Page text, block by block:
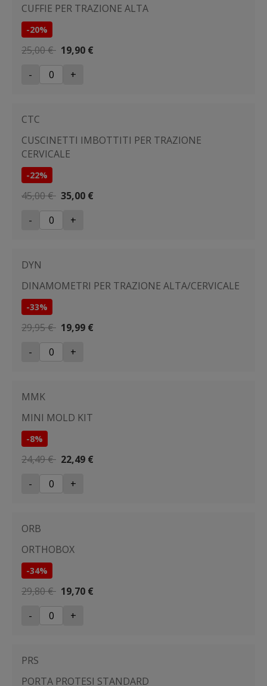
CUFFIE PER TRAZIONE ALTA
-20%
25,00 € 19,90 €
-
+
CTC
CUSCINETTI IMBOTTITI PER TRAZIONE
CERVICALE
-22%
45,00 € 35,00 €
-
+
DYN
DINAMOMETRI PER TRAZIONE ALTA/CERVICALE
-33%
29,95 € 19,99 €
-
+
MMK
MINI MOLD KIT
-8%
24,49 € 22,49 €
-
+
ORB
ORTHOBOX
-34%
29,80 € 19,70 €
-
+
PRS
PORTA PROTESI STANDARD